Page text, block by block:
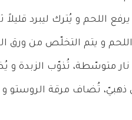
يرفع اللحم و يُترك ليبرد
و يتم التخلّص من ورق
نار متوسّطة، تُذوّب الزبدة و
ذهبيّ، تُضاف مرقة